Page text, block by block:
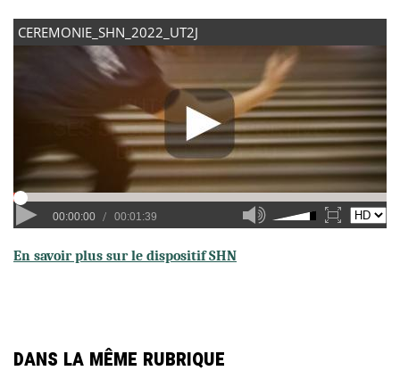
En savoir plus sur le dispositif SHN
Dans la même rubrique